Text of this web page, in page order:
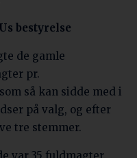
bestyrelse
de gamle
pr.
så kan sidde med i
på valg, og efter
tre stemmer.